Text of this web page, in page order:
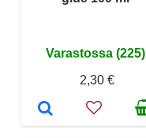
Varastossa (225)
2,30 €